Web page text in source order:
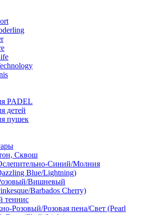
PADEL
детей
пушек
Сквош
Синий/Молния
Blue/Lightning)
Вишневый
Barbados Cherry)
теннис
Розовый/Розовая пена/Свет (Pearl